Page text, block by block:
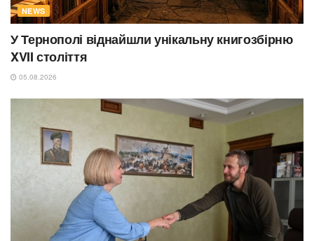
NEWS
У Тернополі віднайшли унікальну книгозбірню
XVII століття
05.08.2026